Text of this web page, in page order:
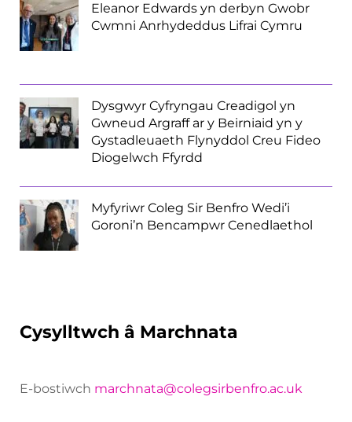
Eleanor Edwards yn derbyn Gwobr
Cwmni Anrhydeddus Lifrai Cymru
Dysgwyr Cyfryngau Creadigol yn
Gwneud Argraff ar y Beirniaid yn y
Gystadleuaeth Flynyddol Creu Fideo
Diogelwch Ffyrdd
Myfyriwr Coleg Sir Benfro Wedi’i
Goroni’n Bencampwr Cenedlaethol
Cysylltwch â Marchnata
E-bostiwch marchnata@colegsirbenfro.ac.uk